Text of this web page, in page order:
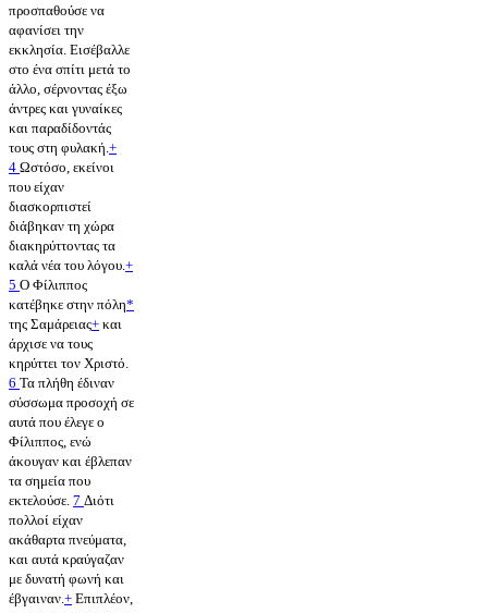
προσπαθούσε να
αφανίσει την
εκκλησία. Εισέβαλλε
στο ένα σπίτι μετά το
άλλο, σέρνοντας έξω
άντρες και γυναίκες
και παραδίδοντάς
τους στη φυλακή. +
4 Ωστόσο, εκείνοι
που είχαν
διασκορπιστεί
διάβηκαν τη χώρα
διακηρύττοντας τα
καλά νέα του λόγου. +
5 Ο Φίλιππος
κατέβηκε στην πόλη*
της Σαμάρειας+ και
άρχισε να τους
κηρύττει τον Χριστό.
6 Τα πλήθη έδιναν
σύσσωμα προσοχή σε
αυτά που έλεγε ο
Φίλιππος, ενώ
άκουγαν και έβλεπαν
τα σημεία που
εκτελούσε. 7 Διότι
πολλοί είχαν
ακάθαρτα πνεύματα,
και αυτά κραύγαζαν
με δυνατή φωνή και
έβγαιναν. + Επιπλέον,